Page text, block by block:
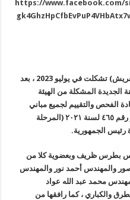
https://www.facebook.com/
بالعريش) تشكلت في يوليو 2023 ، بعد
الجديدة المشكلة من الهيئة
الفحص والتقييم لجميع مباني
٤٦٥
لسنة ٢٠٢١ (المرحلة
رئيس الجمهورية.
بطرس ظريف وبعضوية كلا من
والمهندس أحمد نور والمهندس
محمد عبد الله عواد
والكباري ، كما رافقها من